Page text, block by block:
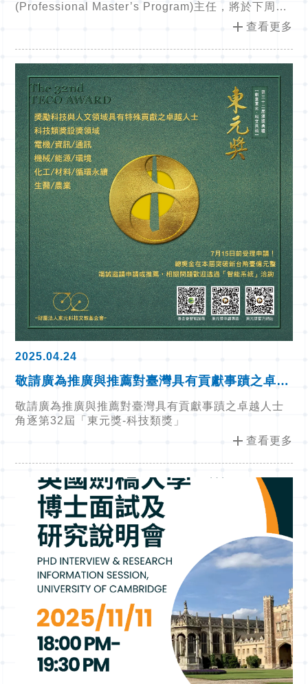
(Professional Master’s Program)主任，將於下周四
add 查看更多
2025.04.24
敬請廣為推廣與推薦對臺灣具有貢獻事蹟之卓越
人士 角逐第32屆「東元獎-科技類獎」
敬請廣為推廣與推薦對臺灣具有貢獻事蹟之卓越人士
角逐第32屆「東元獎-科技類獎」
add 查看更多